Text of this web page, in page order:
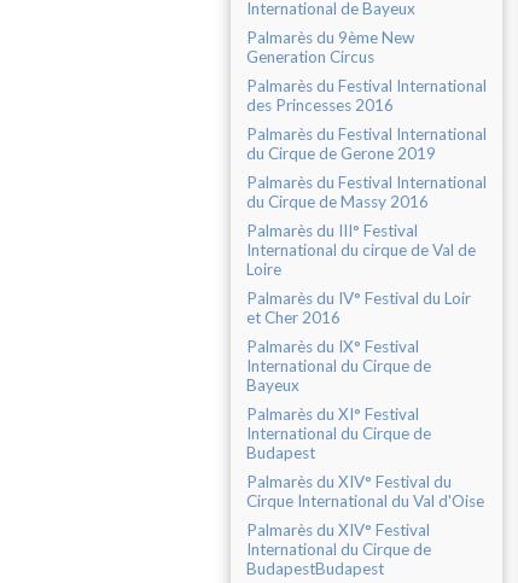
International de Bayeux
Palmarès du 9ème New
Generation Circus
Palmarès du Festival International
des Princesses 2016
Palmarès du Festival International
du Cirque de Gerone 2019
Palmarès du Festival International
du Cirque de Massy 2016
Palmarès du III° Festival
International du cirque de Val de
Loire
Palmarès du IV° Festival du Loir
et Cher 2016
Palmarès du IX° Festival
International du Cirque de
Bayeux
Palmarès du XI° Festival
International du Cirque de
Budapest
Palmarès du XIV° Festival du
Cirque International du Val d'Oise
Palmarès du XIV° Festival
International du Cirque de
BudapestBudapest